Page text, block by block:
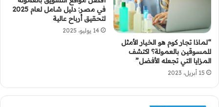
“لماذا تجار كوم هو الخيار الأمثل
للمسوقين بالعمولة؟ اكتشف
المزايا التي تجعله الأفضل”
15 أبريل، 2023
في مصر: دليل شامل لعام 2025
لتحقيق أرباح عالية
14 يوليو، 2025